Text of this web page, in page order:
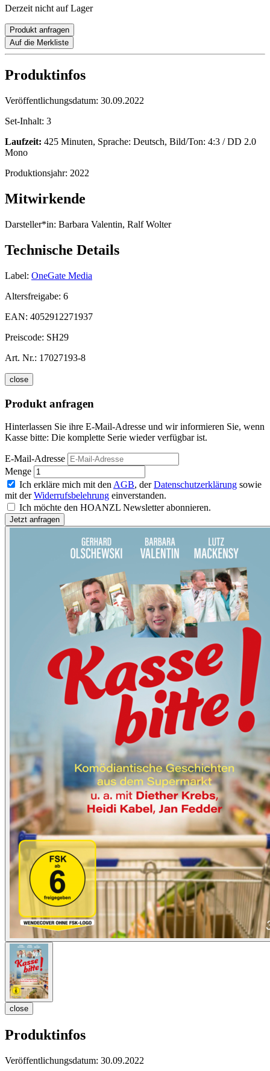
Derzeit nicht auf Lager
Produkt anfragen
Auf die Merkliste
Produktinfos
Veröffentlichungsdatum: 30.09.2022
Set-Inhalt: 3
Laufzeit: 425 Minuten, Sprache: Deutsch, Bild/Ton: 4:3 / DD 2.0
Mono
Produktionsjahr: 2022
Mitwirkende
Darsteller*in: Barbara Valentin, Ralf Wolter
Technische Details
Label: OneGate Media
Altersfreigabe: 6
EAN: 4052912271937
Preiscode: SH29
Art. Nr.: 17027193-8
close
Produkt anfragen
Hinterlassen Sie ihre E-Mail-Adresse und wir informieren Sie, wenn
Kasse bitte: Die komplette Serie wieder verfügbar ist.
E-Mail-Adresse
Menge
Ich erkläre mich mit den AGB, derDatenschutzerklärung sowie
mit derWiderrufsbelehrung einverstanden.
Ich möchte den HOANZL Newsletter abonnieren.
close
Produktinfos
Veröffentlichungsdatum: 30.09.2022